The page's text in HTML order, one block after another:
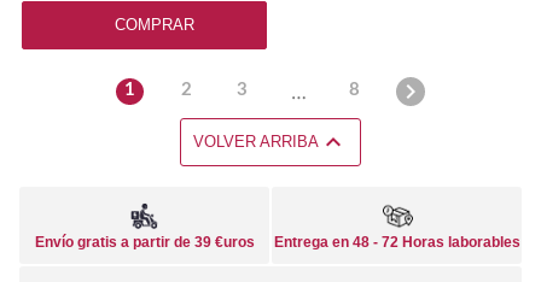
COMPRAR
1 2 3 … 8 
VOLVER ARRIBA 
Envío gratis a partir de 39 €uros Entrega en 48 - 72 Horas laborables